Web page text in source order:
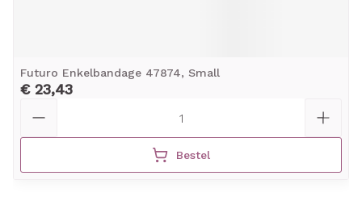
Futuro Enkelbandage 47874, Small
€ 23,43
Bestel